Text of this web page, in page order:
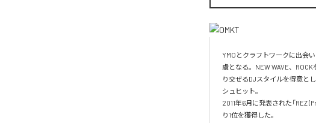
YMOとクラフトワークに出会
虜となる。NEW WAVE、
り交ぜるDJスタイルを得意と
シュヒット。
2011年6月に発表された「REZ
り1位を獲得した。